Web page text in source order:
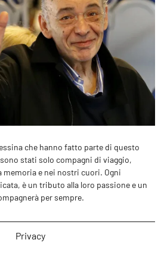
che hanno fatto parte di questo
stati solo compagni di viaggio,
memoria e nei nostri cuori. Ogni
è un tributo alla loro passione e un
per sempre.
Privacy